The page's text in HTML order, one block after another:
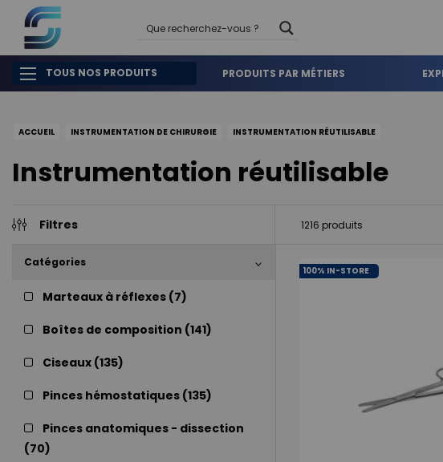
TOUS NOS PRODUITS PRODUITS PAR MÉTIERS
ACCUEIL INSTRUMENTATION DE CHIRURGIE INSTRUMENTATION RÉUTILISABLE
Instrumentation réutilisable
Filtres 1216 produits
Catégories
Marteaux à réflexes (7)
Boîtes de composition (141)
Ciseaux (135)
Pinces hémostatiques (135)
Pinces anatomiques - dissection
(70)
100% IN-STORE